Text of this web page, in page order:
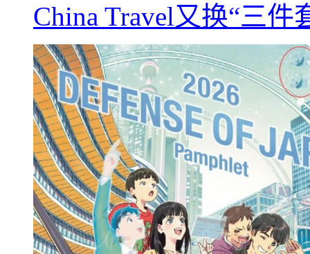
China Travel又换“三